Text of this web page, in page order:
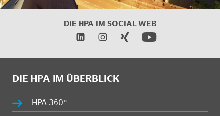
DIE HPA IM SOCIAL WEB
DIE HPA IM ÜBERBLICK
HPA 360°